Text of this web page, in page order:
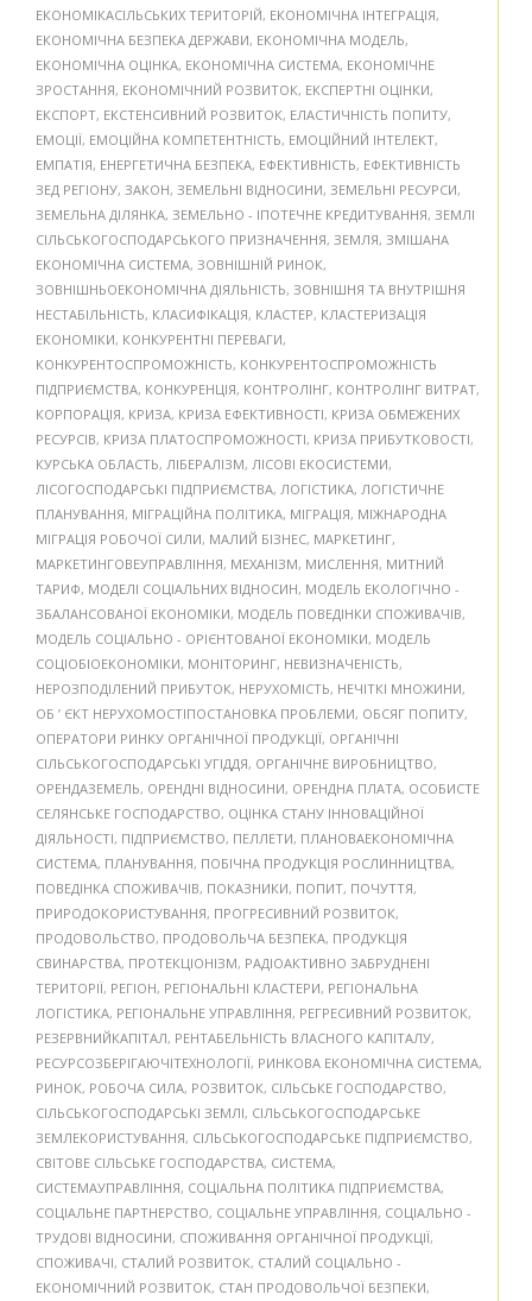
ЕКОНОМІКАСІЛЬСЬКИХ ТЕРИТОРІЙ, ЕКОНОМІЧНА ІНТЕГРАЦІЯ,
ЕКОНОМІЧНА БЕЗПЕКА ДЕРЖАВИ, ЕКОНОМІЧНА МОДЕЛЬ,
ЕКОНОМІЧНА ОЦІНКА, ЕКОНОМІЧНА СИСТЕМА, ЕКОНОМІЧНЕ
ЗРОСТАННЯ, ЕКОНОМІЧНИЙ РОЗВИТОК, ЕКСПЕРТНІ ОЦІНКИ,
ЕКСПОРТ, ЕКСТЕНСИВНИЙ РОЗВИТОК, ЕЛАСТИЧНІСТЬ ПОПИТУ,
ЕМОЦІЇ, ЕМОЦІЙНА КОМПЕТЕНТНІСТЬ, ЕМОЦІЙНИЙ ІНТЕЛЕКТ,
ЕМПАТІЯ, ЕНЕРГЕТИЧНА БЕЗПЕКА, ЕФЕКТИВНІСТЬ, ЕФЕКТИВНІСТЬ
ЗЕД РЕГІОНУ, ЗАКОН, ЗЕМЕЛЬНІ ВІДНОСИНИ, ЗЕМЕЛЬНІ РЕСУРСИ,
ЗЕМЕЛЬНА ДІЛЯНКА, ЗЕМЕЛЬНО - ІПОТЕЧНЕ КРЕДИТУВАННЯ, ЗЕМЛІ
СІЛЬСЬКОГОСПОДАРСЬКОГО ПРИЗНАЧЕННЯ, ЗЕМЛЯ, ЗМІШАНА
ЕКОНОМІЧНА СИСТЕМА, ЗОВНІШНІЙ РИНОК,
ЗОВНІШНЬОЕКОНОМІЧНА ДІЯЛЬНІСТЬ, ЗОВНІШНЯ ТА ВНУТРІШНЯ
НЕСТАБІЛЬНІСТЬ, КЛАСИФІКАЦІЯ, КЛАСТЕР, КЛАСТЕРИЗАЦІЯ
ЕКОНОМІКИ, КОНКУРЕНТНІ ПЕРЕВАГИ,
КОНКУРЕНТОСПРОМОЖНІСТЬ, КОНКУРЕНТОСПРОМОЖНІСТЬ
ПІДПРИЄМСТВА, КОНКУРЕНЦІЯ, КОНТРОЛІНГ, КОНТРОЛІНГ ВИТРАТ,
КОРПОРАЦІЯ, КРИЗА, КРИЗА ЕФЕКТИВНОСТІ, КРИЗА ОБМЕЖЕНИХ
РЕСУРСІВ, КРИЗА ПЛАТОСПРОМОЖНОСТІ, КРИЗА ПРИБУТКОВОСТІ,
КУРСЬКА ОБЛАСТЬ, ЛІБЕРАЛІЗМ, ЛІСОВІ ЕКОСИСТЕМИ,
ЛІСОГОСПОДАРСЬКІ ПІДПРИЄМСТВА, ЛОГІСТИКА, ЛОГІСТИЧНЕ
ПЛАНУВАННЯ, МІГРАЦІЙНА ПОЛІТИКА, МІГРАЦІЯ, МІЖНАРОДНА
МІГРАЦІЯ РОБОЧОЇ СИЛИ, МАЛИЙ БІЗНЕС, МАРКЕТИНГ,
МАРКЕТИНГОВЕУПРАВЛІННЯ, МЕХАНІЗМ, МИСЛЕННЯ, МИТНИЙ
ТАРИФ, МОДЕЛІ СОЦІАЛЬНИХ ВІДНОСИН, МОДЕЛЬ ЕКОЛОГІЧНО -
ЗБАЛАНСОВАНОЇ ЕКОНОМІКИ, МОДЕЛЬ ПОВЕДІНКИ СПОЖИВАЧІВ,
МОДЕЛЬ СОЦІАЛЬНО - ОРІЄНТОВАНОЇ ЕКОНОМІКИ, МОДЕЛЬ
СОЦІОБІОЕКОНОМІКИ, МОНІТОРИНГ, НЕВИЗНАЧЕНІСТЬ,
НЕРОЗПОДІЛЕНИЙ ПРИБУТОК, НЕРУХОМІСТЬ, НЕЧІТКІ МНОЖИНИ,
ОБ ’ ЄКТ НЕРУХОМОСТІПОСТАНОВКА ПРОБЛЕМИ, ОБСЯГ ПОПИТУ,
ОПЕРАТОРИ РИНКУ ОРГАНІЧНОЇ ПРОДУКЦІЇ, ОРГАНІЧНІ
СІЛЬСЬКОГОСПОДАРСЬКІ УГІДДЯ, ОРГАНІЧНЕ ВИРОБНИЦТВО,
ОРЕНДАЗЕМЕЛЬ, ОРЕНДНІ ВІДНОСИНИ, ОРЕНДНА ПЛАТА, ОСОБИСТЕ
СЕЛЯНСЬКЕ ГОСПОДАРСТВО, ОЦІНКА СТАНУ ІННОВАЦІЙНОЇ
ДІЯЛЬНОСТІ, ПІДПРИЄМСТВО, ПЕЛЛЕТИ, ПЛАНОВАЕКОНОМІЧНА
СИСТЕМА, ПЛАНУВАННЯ, ПОБІЧНА ПРОДУКЦІЯ РОСЛИННИЦТВА,
ПОВЕДІНКА СПОЖИВАЧІВ, ПОКАЗНИКИ, ПОПИТ, ПОЧУТТЯ,
ПРИРОДОКОРИСТУВАННЯ, ПРОГРЕСИВНИЙ РОЗВИТОК,
ПРОДОВОЛЬСТВО, ПРОДОВОЛЬЧА БЕЗПЕКА, ПРОДУКЦІЯ
СВИНАРСТВА, ПРОТЕКЦІОНІЗМ, РАДІОАКТИВНО ЗАБРУДНЕНІ
ТЕРИТОРІЇ, РЕГІОН, РЕГІОНАЛЬНІ КЛАСТЕРИ, РЕГІОНАЛЬНА
ЛОГІСТИКА, РЕГІОНАЛЬНЕ УПРАВЛІННЯ, РЕГРЕСИВНИЙ РОЗВИТОК,
РЕЗЕРВНИЙКАПІТАЛ, РЕНТАБЕЛЬНІСТЬ ВЛАСНОГО КАПІТАЛУ,
РЕСУРСОЗБЕРІГАЮЧІТЕХНОЛОГІЇ, РИНКОВА ЕКОНОМІЧНА СИСТЕМА,
РИНОК, РОБОЧА СИЛА, РОЗВИТОК, СІЛЬСЬКЕ ГОСПОДАРСТВО,
СІЛЬСЬКОГОСПОДАРСЬКІ ЗЕМЛІ, СІЛЬСЬКОГОСПОДАРСЬКЕ
ЗЕМЛЕКОРИСТУВАННЯ, СІЛЬСЬКОГОСПОДАРСЬКЕ ПІДПРИЄМСТВО,
СВІТОВЕ СІЛЬСЬКЕ ГОСПОДАРСТВА, СИСТЕМА,
СИСТЕМАУПРАВЛІННЯ, СОЦІАЛЬНА ПОЛІТИКА ПІДПРИЄМСТВА,
СОЦІАЛЬНЕ ПАРТНЕРСТВО, СОЦІАЛЬНЕ УПРАВЛІННЯ, СОЦІАЛЬНО -
ТРУДОВІ ВІДНОСИНИ, СПОЖИВАННЯ ОРГАНІЧНОЇ ПРОДУКЦІЇ,
СПОЖИВАЧІ, СТАЛИЙ РОЗВИТОК, СТАЛИЙ СОЦІАЛЬНО -
ЕКОНОМІЧНИЙ РОЗВИТОК, СТАН ПРОДОВОЛЬЧОЇ БЕЗПЕКИ,